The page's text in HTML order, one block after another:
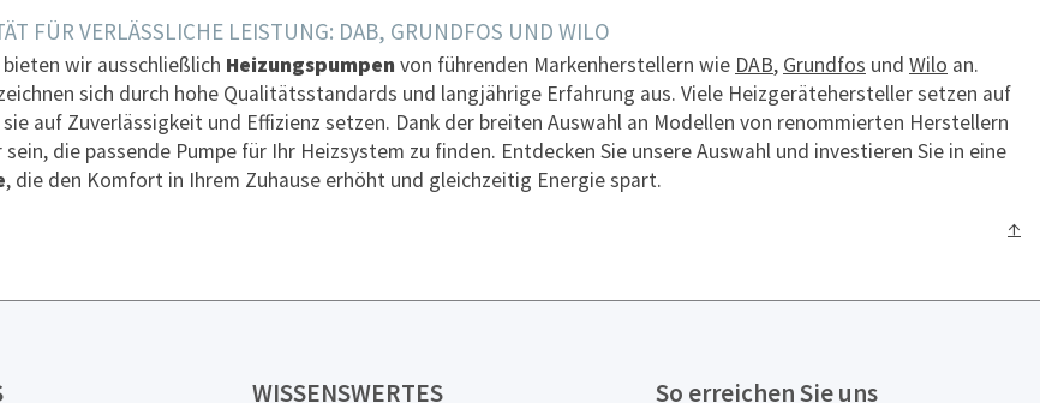
FÜR VERLÄSSLICHE LEISTUNG: DAB, GRUNDFOS UND WILO
wir ausschließlich Heizungspumpen von führenden Markenherstellern wie DAB, Grundfos und Wilo an.
sich durch hohe Qualitätsstandards und langjährige Erfahrung aus. Viele Heizgerätehersteller setzen auf
auf Zuverlässigkeit und Effizienz setzen. Dank der breiten Auswahl an Modellen von renommierten Herstellern
sein, die passende Pumpe für Ihr Heizsystem zu finden. Entdecken Sie unsere Auswahl und investieren Sie in eine
, die den Komfort in Ihrem Zuhause erhöht und gleichzeitig Energie spart.
↑
WISSENSWERTES So erreichen Sie uns